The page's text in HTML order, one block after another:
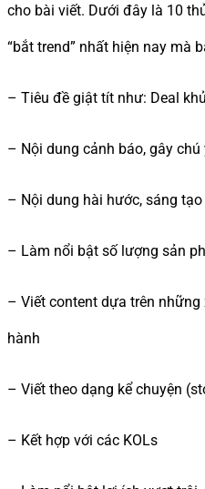
cho bài viết. Dưới đây là 10
“bắt trend” nhất hiện nay mà
– Tiêu đề giật tít như: Deal
– Nội dung cảnh báo, gây chú
– Nội dung hài hước, sáng
– Làm nổi bật số lượng sản
– Viết content dựa trên
hành
– Viết theo dạng kể chuyện
– Kết hợp với các KOLs